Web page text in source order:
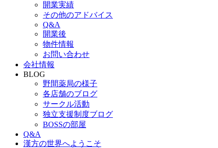
開業実績
その他のアドバイス
Q&A
開業後
物件情報
お問い合わせ
会社情報
BLOG
野間薬局の様子
各店舗のブログ
サークル活動
独立支援制度ブログ
BOSSの部屋
Q&A
漢方の世界へようこそ